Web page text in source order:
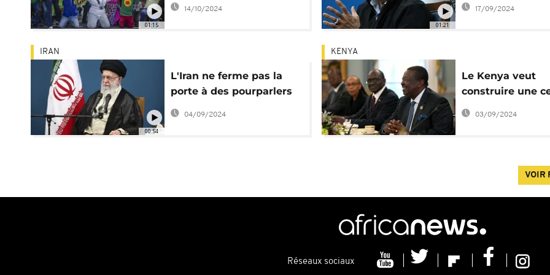
01:15
Kilifi
14/10/2024
01:21
17/09/2024
00:54
IRAN
L'Iran ne ferme pas la
porte à des pourparlers
nucléaires avec les USA
04/09/2024
KENYA
Le Kenya veut
construire une
nucléaire d'ici
03/09/2024
VOIR
Réseaux sociaux